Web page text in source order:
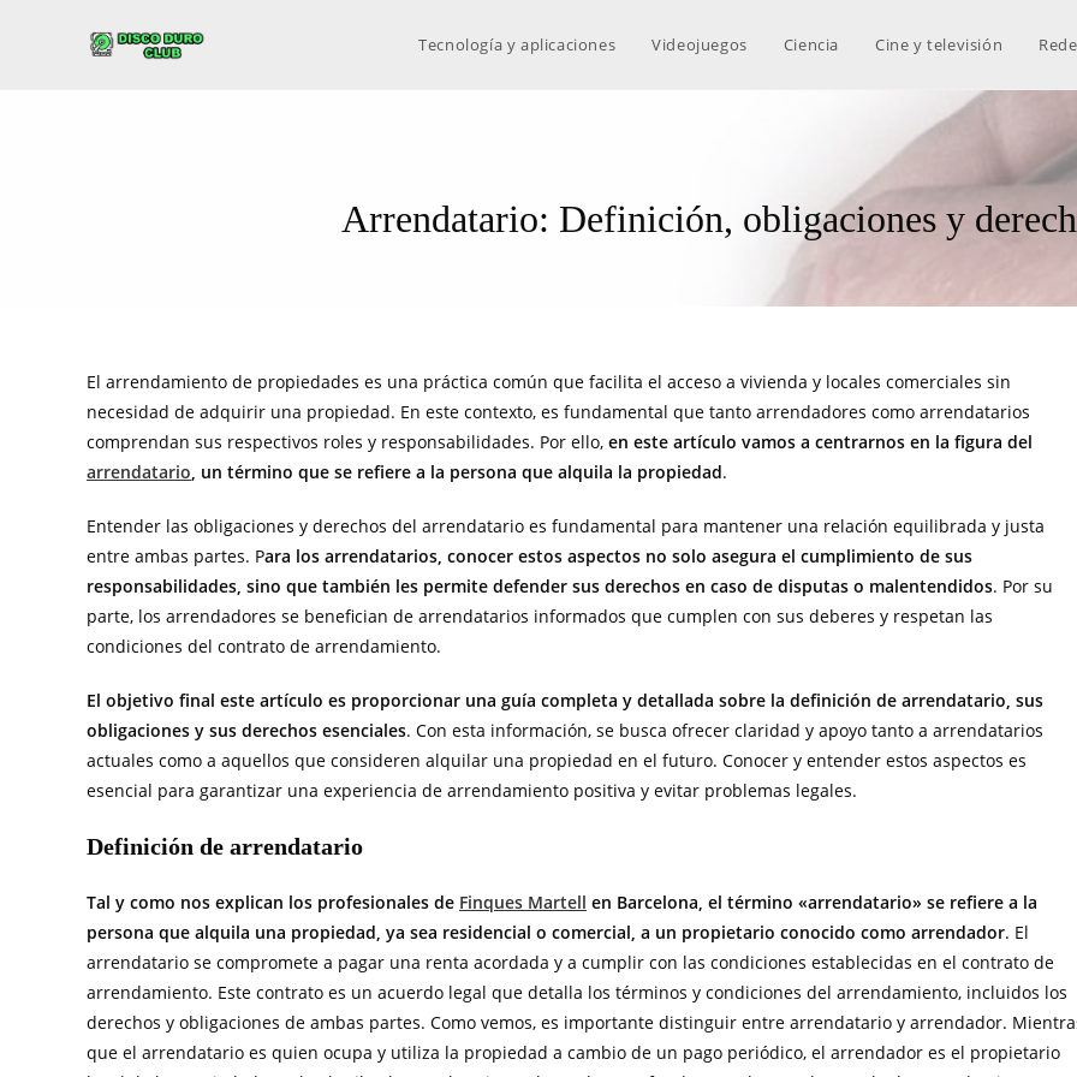
Tecnología y aplicaciones Videojuegos Ciencia Cine y televisión
Arrendatario: Definición, obligaciones y
El arrendamiento de propiedades es una práctica común que facilita el acceso a vivienda y locales comerciales sin
necesidad de adquirir una propiedad. En este contexto, es fundamental que tanto arrendadores como arrendatarios
comprendan sus respectivos roles y responsabilidades. Por ello, en este artículo vamos a centrarnos en la figura del
arrendatario, un término que se refiere a la persona que alquila la propiedad.
Entender las obligaciones y derechos del arrendatario es fundamental para mantener una relación equilibrada y justa
entre ambas partes. Para los arrendatarios, conocer estos aspectos no solo asegura el cumplimiento de sus
responsabilidades, sino que también les permite defender sus derechos en caso de disputas o malentendidos. Por su
parte, los arrendadores se benefician de arrendatarios informados que cumplen con sus deberes y respetan las
condiciones del contrato de arrendamiento.
El objetivo final este artículo es proporcionar una guía completa y detallada sobre la definición de arrendatario, sus
obligaciones y sus derechos esenciales. Con esta información, se busca ofrecer claridad y apoyo tanto a arrendatarios
actuales como a aquellos que consideren alquilar una propiedad en el futuro. Conocer y entender estos aspectos es
esencial para garantizar una experiencia de arrendamiento positiva y evitar problemas legales.
Definición de arrendatario
Tal y como nos explican los profesionales de Finques Martell en Barcelona, el término «arrendatario» se refiere a la
persona que alquila una propiedad, ya sea residencial o comercial, a un propietario conocido como arrendador. El
arrendatario se compromete a pagar una renta acordada y a cumplir con las condiciones establecidas en el contrato de
arrendamiento. Este contrato es un acuerdo legal que detalla los términos y condiciones del arrendamiento, incluidos los
derechos y obligaciones de ambas partes. Como vemos, es importante distinguir entre arrendatario y arrendador.
que el arrendatario es quien ocupa y utiliza la propiedad a cambio de un pago periódico, el arrendador es el propietario